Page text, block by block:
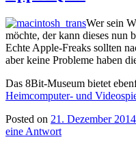
Wer sein
möchte, der kann dieses nun
Echte Apple-Freaks sollten
aber keine Probleme haben
Das 8Bit-Museum bietet
Heimcomputer- und
Posted on 21. Dezember 2014
eine Antwort